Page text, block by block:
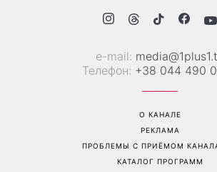
е-mail:
Телефон: +38 044 490
О КАНАЛЕ
РЕКЛАМА
ПРОБЛЕМЫ С ПРИЁМОМ
КАТАЛОГ ПРОГРАММ